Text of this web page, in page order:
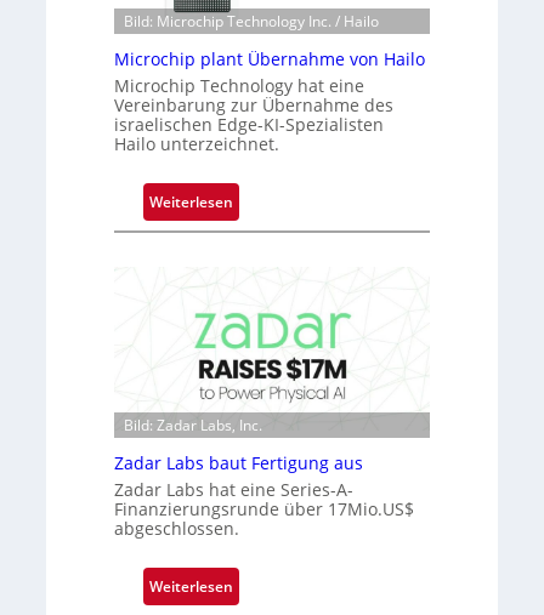
n
e
ü
b
e
r
i
m
a
r
k
V
i
o
n
Bild: Microchip Technology Inc. / Hailo
Microchip plant Übernahme von Hailo
Microchip Technology hat eine
Vereinbarung zur Übernahme des
israelischen Edge-KI-Spezialisten
Hailo unterzeichnet.
Weiterlesen
M
o
c
h
i
p
p
l
a
n
b
Bild: Zadar Labs, Inc.
Zadar Labs baut Fertigung aus
Zadar Labs hat eine Series-A-
Finanzierungsrunde über 17Mio.US$
abgeschlossen.
Weiterlesen
Z